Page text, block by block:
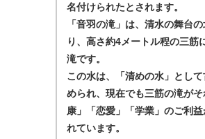
名付けられたとされます。
「音羽の滝」は、清水の舞台
り、高さ約4 メートル程の三筋
滝です。
この水は、「清めの水」とし
められ、現在でも三筋の滝が
康」「恋愛」「学業」のご利益
れています。